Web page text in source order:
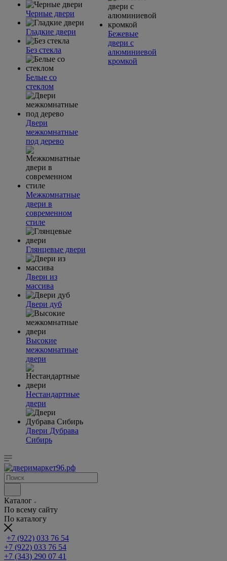
Черные двери
Гладкие двери
Без стекла
Белые со
стеклом
Двери
межкомнатные
под дерево
Межкомнатные
двери в
современном
стиле
Глянцевые двери
Двери из
массива
Двери дуб
Высокие
межкомнатные
двери
Нестандартные
двери
Двери Дубрава
Сибирь
Бежевые
двери с
алюминиевой
кромкой
Каталог
По всему сайту
По каталогу
+7 (922) 033 76 54
+7 (922) 033 76 54
+7 (343) 290 07 41